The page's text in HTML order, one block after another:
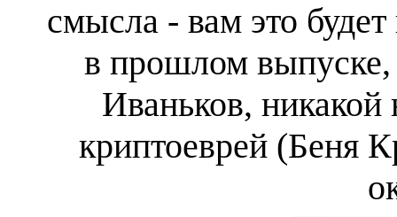
смысла - вам это
в прошлом
Иваньков,
криптоеврей (Беня